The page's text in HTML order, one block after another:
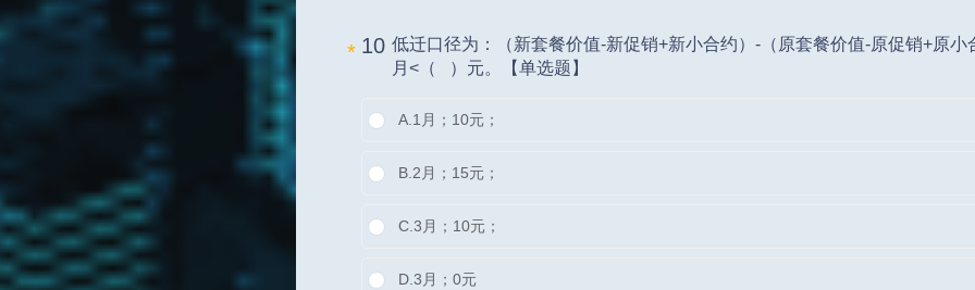
* 10 低迁口径为：（新套餐价值-新促销+新小合约）-（原套餐价值-原促销+原小
月<（   ）元。【单选题】
A.1月；10元；
B.2月；15元；
C.3月；10元；
D.3月；0元